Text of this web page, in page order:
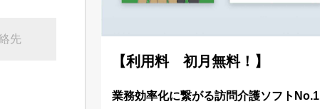
先
【利用料 初月無料！】
業務効率化に繋がる訪問介護ソフトNo.1